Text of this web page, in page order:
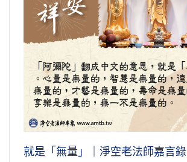
就是「無量」｜淨空老法師嘉言錄